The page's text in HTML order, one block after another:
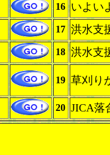
16 いよい
17 洪水支
18 洪水支
19 草刈り
20 JICA落